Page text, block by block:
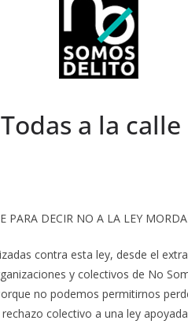
a la
PARA DECIR NO A LA LEY
contra esta ley, desde el
y colectivos de No
no podemos permitirnos
colectivo a una ley